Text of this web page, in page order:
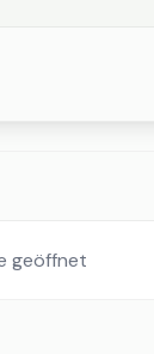
geöffnet